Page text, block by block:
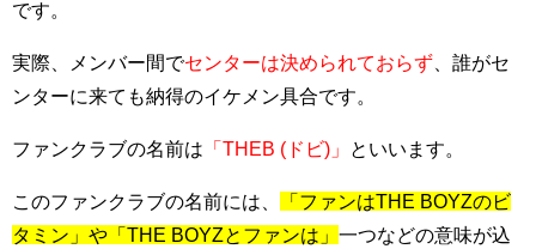
です。
実際、メンバー間でセンターは決められておらず 、誰がセ
ンターに来ても納得のイケメン具合です。
ファンクラブの名前は 「THEB (ドビ)」 といいます。
このファンクラブの名前には、
「ファンはTHE BOYZのビ
タミン」や「THE BOYZとファンは」 一つなどの意味が込